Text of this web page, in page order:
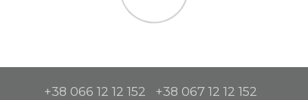
+38 066 12 12 152
+38 067 12 12 152